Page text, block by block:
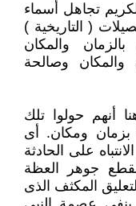
تجاهل أسماء
( التاريخية )
والمكان
وصالحة
أنهم حولوا تلك
بزمان ومكان. أى
على الحادثة
جوهر العظة
المكثف الذى